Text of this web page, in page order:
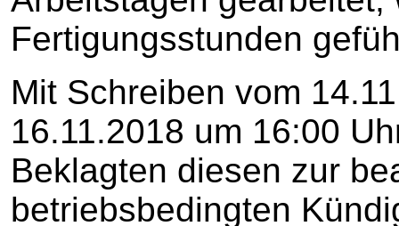
Fertigungsstunden
Mit Schreiben vom
16.11.2018 um 16:00
Beklagten diesen zur
betriebsbedingten